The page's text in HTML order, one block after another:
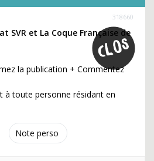
Note perso
318660
SVR et La Coque Française de
la publication + Commentez
à toute personne résidant en